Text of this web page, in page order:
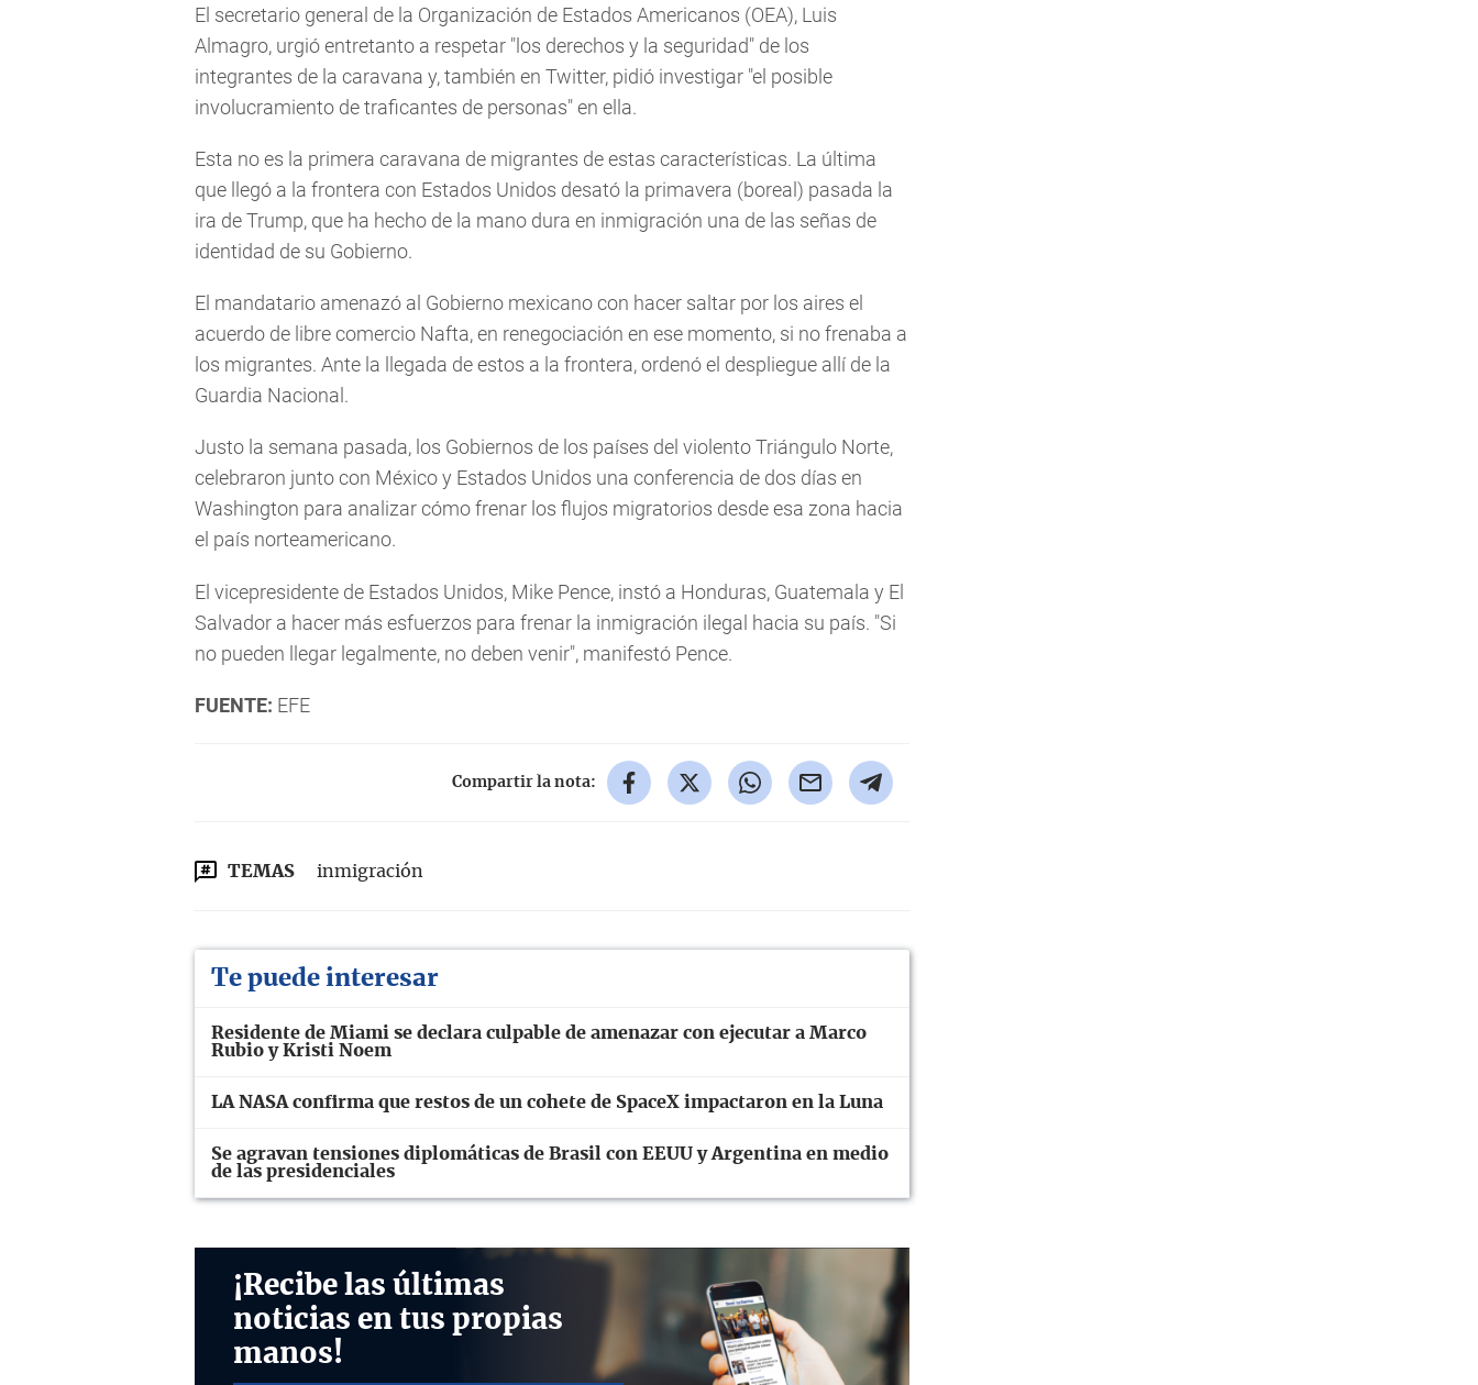
El secretario general de la Organización de Estados Americanos (OEA), Luis
Almagro, urgió entretanto a respetar "los derechos y la seguridad" de los
integrantes de la caravana y, también en Twitter, pidió investigar "el posible
involucramiento de traficantes de personas" en ella.
Esta no es la primera caravana de migrantes de estas características. La última
que llegó a la frontera con Estados Unidos desató la primavera (boreal) pasada la
ira de Trump, que ha hecho de la mano dura en inmigración una de las señas de
identidad de su Gobierno.
El mandatario amenazó al Gobierno mexicano con hacer saltar por los aires el
acuerdo de libre comercio Nafta, en renegociación en ese momento, si no frenaba a
los migrantes. Ante la llegada de estos a la frontera, ordenó el despliegue allí de la
Guardia Nacional.
Justo la semana pasada, los Gobiernos de los países del violento Triángulo Norte,
celebraron junto con México y Estados Unidos una conferencia de dos días en
Washington para analizar cómo frenar los flujos migratorios desde esa zona hacia
el país norteamericano.
El vicepresidente de Estados Unidos, Mike Pence, instó a Honduras, Guatemala y El
Salvador a hacer más esfuerzos para frenar la inmigración ilegal hacia su país. "Si
no pueden llegar legalmente, no deben venir", manifestó Pence.
FUENTE: EFE
Compartir la nota:
TEMAS inmigración
Te puede interesar
Residente de Miami se declara culpable de amenazar con ejecutar a Marco
Rubio y Kristi Noem
LA NASA confirma que restos de un cohete de SpaceX impactaron en la Luna
Se agravan tensiones diplomáticas de Brasil con EEUU y Argentina en medio
de las presidenciales
¡Recibe las últimas
noticias en tus propias
manos!